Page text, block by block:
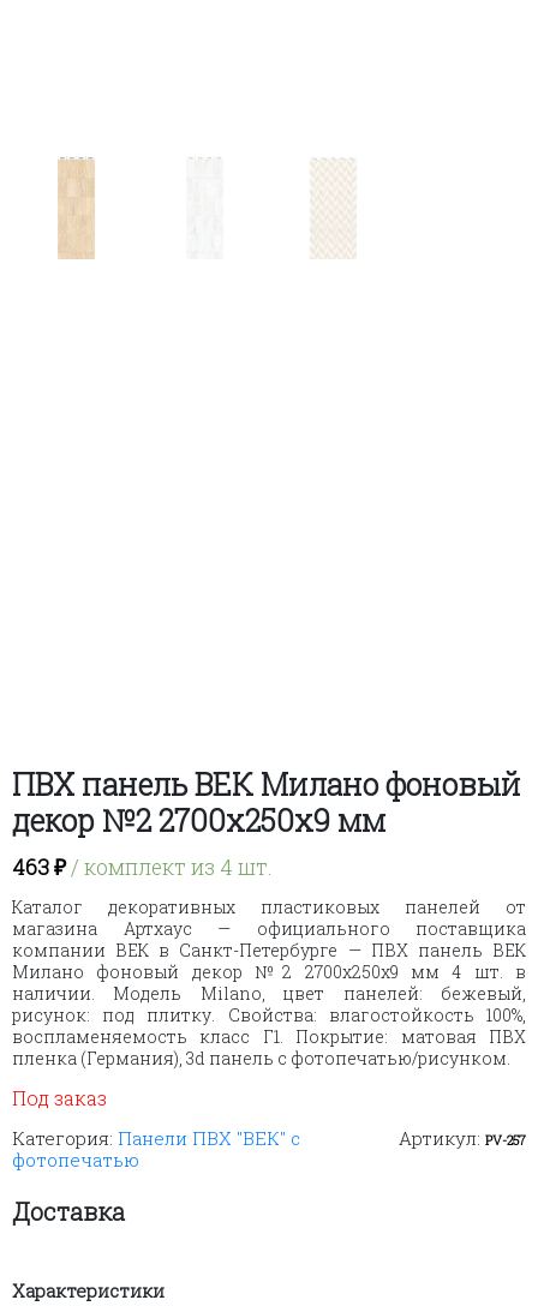
ПВХ панель ВЕК Милано фоновый
декор №2 2700х250х9 мм
463₽/ комплект из 4 шт.
Каталог декоративных пластиковых панелей от
магазина Артхаус — официального поставщика
компании ВЕК в Санкт-Петербурге — ПВХ панель ВЕК
Милано фоновый декор №2 2700х250х9 мм 4 шт. в
наличии. Модель Milano, цвет панелей: бежевый,
рисунок: под плитку. Свойства: влагостойкость 100%,
воспламеняемость класс Г1. Покрытие: матовая ПВХ
пленка (Германия), 3d панель с фотопечатью/рисунком.
Под заказ
Артикул: PV-257
Категория: Панели ПВХ "ВЕК" с
фотопечатью
Доставка
Характеристики